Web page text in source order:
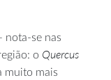
nota-se nas
o Quercus
muito mais